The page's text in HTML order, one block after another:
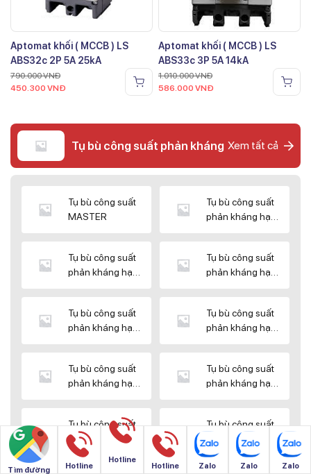
Aptomat khối ( MCCB ) LS
ABS32c 2P 5A 25kA
790.000VNĐ
450.300 VNĐ
Aptomat khối ( MCCB ) LS
ABS33c 3P 5A 14kA
1.010.000VNĐ
586.000 VNĐ
Tụ bù công suất phản kháng Xem tất cả
Tụ bù công suất
MASTER
Tụ bù công suất
phản kháng hạ
Tụ bù công suất
phản kháng hạ
Tụ bù công suất
phản kháng hạ
Tụ bù công suất
phản kháng hạ
Tụ bù công suất
phản kháng hạ
Tụ bù công suất
phản kháng hạ
Tụ bù công suất
phản kháng hạ
Tụ bù công suất
phản kháng hạ
thế SHIZUKI
Tụ bù công suất
phản kháng hạ
thế SINO
Tìm đường Hotline
Hotline
Hotline Zalo Zalo Zalo